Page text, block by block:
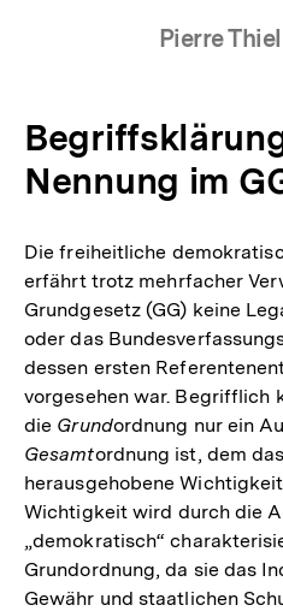
Pierre
Nennung im
Die freiheitliche
erfährt trotz mehrfacher
Grundgesetz (GG) keine
oder das
dessen ersten
vorgesehen war. Begrifflich
die Grundordnung nur ein
Gesamtordnung ist, dem
herausgehobene
Wichtigkeit wird durch die
„demokratisch“
Grundordnung, da sie das
Gewähr und staatlichen